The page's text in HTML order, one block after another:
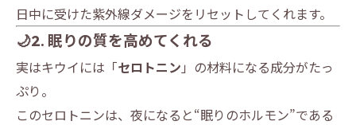
日中に受けた紫外線ダメージをリセットしてくれます。
🌙2. 眠りの質を高めてくれる
実はキウイには「セロトニン 」の材料になる成分がたっ
ぷり。
このセロトニンは、夜になると“眠りのホルモン”である